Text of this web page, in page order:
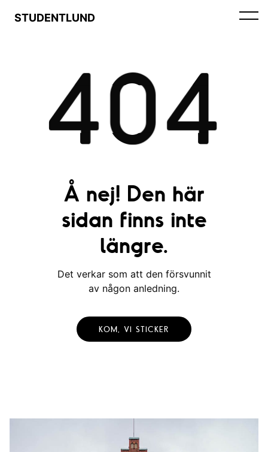
STUDENTLUND
404
Å nej! Den här
sidan finns inte
längre.
Det verkar som att den försvunnit
av någon anledning.
KOM, VI STICKER